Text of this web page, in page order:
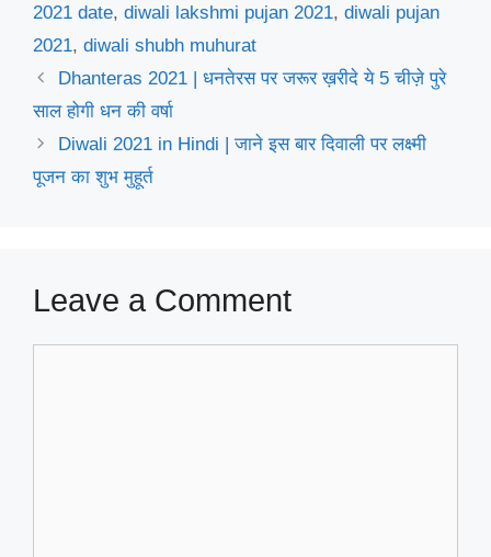
2021 date, diwali lakshmi pujan 2021, diwali pujan
2021, diwali shubh muhurat
Dhanteras 2021 | धनतेरस पर जरूर ख़रीदे ये 5 चीज़े पुरे
साल होगी धन की वर्षा
Diwali 2021 in Hindi | जाने इस बार दिवाली पर लक्ष्मी
पूजन का शुभ मुहूर्त
Leave a Comment